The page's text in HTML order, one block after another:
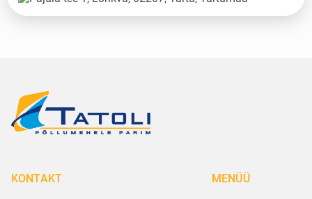
KONTAKT MENÜÜ